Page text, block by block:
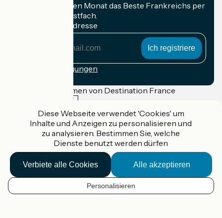
DE
Erhalten Sie jeden Monat das Beste Frankreichs per
Rad in Ihrem Postfach.
Meine E-Mail-Adresse
Anmeldebedingungen
Gefördert im Rahmen von Destination France
Accueil Vélo Pro
Rechtliche Informationen
Kontakt
Privacy policy
Réalisation :
StudioJuilletet France Vélo Tourisme
Diese Webseite verwendet 'Cookies' um
Inhalte und Anzeigen zu personalisieren und
zu analysieren. Bestimmen Sie, welche
Dienste benutzt werden dürfen
Alle akzeptieren
Verbiete alle Cookies
Personalisieren